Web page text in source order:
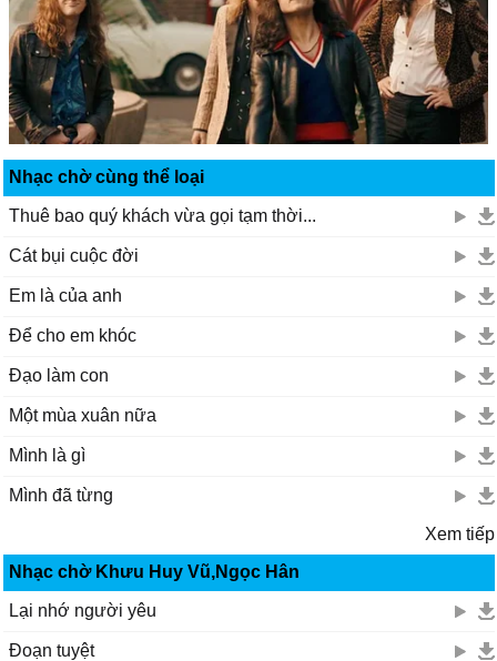
Nhạc chờ cùng thể loại
Thuê bao quý khách vừa gọi tạm thời...
Cát bụi cuộc đời
Em là của anh
Để cho em khóc
Đạo làm con
Một mùa xuân nữa
Mình là gì
Mình đã từng
Xem tiếp
Nhạc chờ Khưu Huy Vũ,Ngọc Hân
Lại nhớ người yêu
Đoạn tuyệt